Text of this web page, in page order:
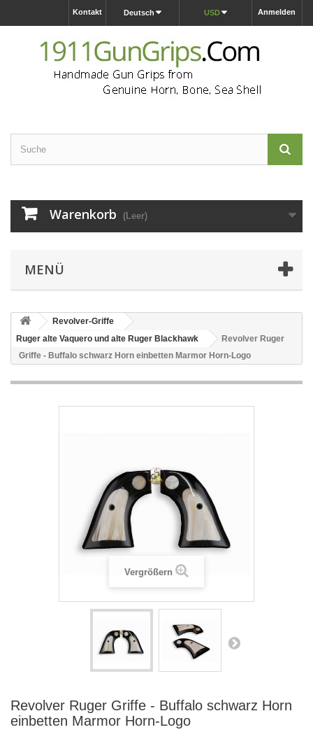
Anmelden
USD
Deutsch
Kontakt
Warenkorb (Leer)
MENÜ
Revolver-Griffe
Ruger alte Vaquero und alte Ruger Blackhawk
Revolver Ruger
Griffe - Buffalo schwarz Horn einbetten Marmor Horn-Logo
Vergrößern
Revolver Ruger Griffe - Buffalo schwarz Horn
einbetten Marmor Horn-Logo